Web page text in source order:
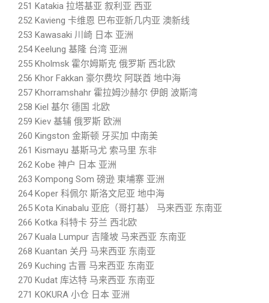
251 Katakia 拉塔基亚 叙利亚 西亚
252 Kavieng 卡维恩 巴布亚新几内亚 澳新线
253 Kawasaki 川崎 日本 亚洲
254 Keelung 基隆 台湾 亚洲
255 Kholmsk 霍尔姆斯克 俄罗斯 西北欧
256 Khor Fakkan 豪尔费坎 阿联酋 地中海
257 Khorramshahr 霍拉姆沙赫尔 伊朗 波斯湾
258 Kiel 基尔 德国 北欧
259 Kiev 基辅 俄罗斯 欧洲
260 Kingston 金斯顿 牙买加 中南美
261 Kismayu 基斯马尤 索马里 东非
262 Kobe 神户 日本 亚洲
263 Kompong Som 磅逊 柬埔寨 亚洲
264 Koper 科佩尔 斯洛文尼亚 地中海
265 Kota Kinabalu 亚庇（哥打基） 马来西亚 东南亚
266 Kotka 科特卡 芬兰 西北欧
267 Kuala Lumpur 吉隆坡 马来西亚 东南亚
268 Kuantan 关丹 马来西亚 东南亚
269 Kuching 古晋 马来西亚 东南亚
270 Kudat 库达特 马来西亚 东南亚
271 KOKURA 小仓 日本 亚洲